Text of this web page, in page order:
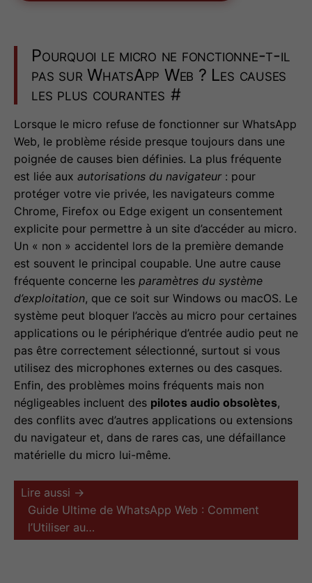
Pourquoi le micro ne fonctionne-t-il
pas sur WhatsApp Web ? Les causes
les plus courantes #
Lorsque le micro refuse de fonctionner sur WhatsApp
Web, le problème réside presque toujours dans une
poignée de causes bien définies. La plus fréquente
est liée aux autorisations du navigateur : pour
protéger votre vie privée, les navigateurs comme
Chrome, Firefox ou Edge exigent un consentement
explicite pour permettre à un site d’accéder au micro.
Un « non » accidentel lors de la première demande
est souvent le principal coupable. Une autre cause
fréquente concerne les paramètres du système
d’exploitation, que ce soit sur Windows ou macOS. Le
système peut bloquer l’accès au micro pour certaines
applications ou le périphérique d’entrée audio peut ne
pas être correctement sélectionné, surtout si vous
utilisez des microphones externes ou des casques.
Enfin, des problèmes moins fréquents mais non
négligeables incluent des pilotes audio obsolètes,
des conflits avec d’autres applications ou extensions
du navigateur et, dans de rares cas, une défaillance
matérielle du micro lui-même.
Lire aussi →
Guide Ultime de WhatsApp Web : Comment
l’Utiliser au…